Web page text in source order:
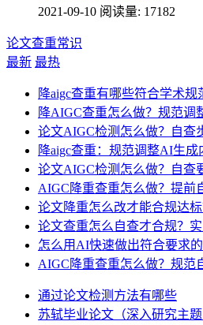
2021-09-10 阅读量: 17182
论文查重常识
最新 最热
降aigc查重有哪些符合学术规
降AIGC查重怎么做？规范调
论文AIGC检测怎么做？自查
降aigc查重：规范调整AI生
论文AIGC检测怎么做？自查
AIGC降重查重怎么做？提前
论文降重怎么改才能合规达标
论文查重怎么自查才合规？
怎么用AI快速做出符合要求的
AIGC降重查重怎么做？规范
通过论文检测方法有哪些
苏轼毕业论文（深入研究主题